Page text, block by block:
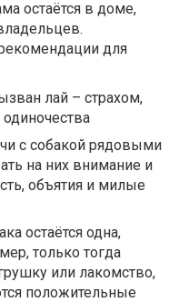
остаётся в доме,
для
лай – страхом,
с собакой рядовыми
на них внимание и
объятия и милые
остаётся одна,
только тогда
или лакомство,
положительные